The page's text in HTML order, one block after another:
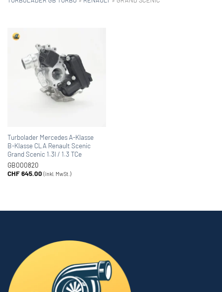
Turbolader Mercedes A-Klasse
B-Klasse CLA Renault Scenic
Grand Scenic 1.3l / 1.3 TCe
GB000820
CHF645.00 (inkl. MwSt.)